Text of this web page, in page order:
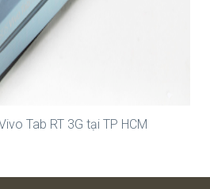
Tab RT 3G tại TP HCM